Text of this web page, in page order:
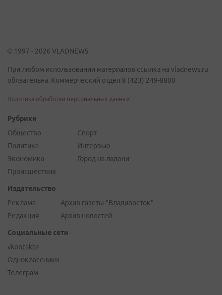
© 1997 - 2026 VLADNEWS
При любом использовании материалов ссылка на vladnews.ru
обязательна. Коммерческий отдел 8 (423) 249-8800
Политика обработки персональных данных
Рубрики
Общество
Политика
Экономика
Происшествия
Спорт
Интервью
Город на ладони
Издательство
Реклама
Редакция
Архив газеты "Владивосток"
Архив новостей
Социальные сети
vkontakte
Одноклассники
Телеграм